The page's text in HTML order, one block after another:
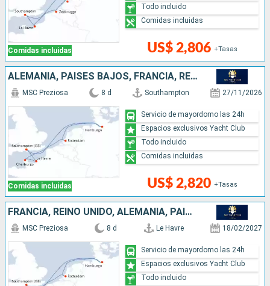
Comidas incluidas US$ 2,806 +Tasas
Todo incluido
Comidas incluidas
ALEMANIA, PAISES BAJOS, FRANCIA, REINO UNIDO
Comidas incluidas
MSC Preziosa 8 d Southampton 27/11/2026
US$ 2,820 +Tasas
Servicio de mayordomo las 24h
Espacios exclusivos Yacht Club
Todo incluido
Comidas incluidas
FRANCIA, REINO UNIDO, ALEMANIA, PAISES BAJOS
MSC Preziosa 8 d Le Havre 18/02/2027
Servicio de mayordomo las 24h
Espacios exclusivos Yacht Club
Todo incluido